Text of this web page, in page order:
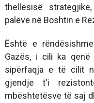
thellësisë
palëve në Boshtin e
Është e
Gazës, i cili ka qenë
sipërfaqja e të cilit
gjendje t'i
mbështetësve të saj